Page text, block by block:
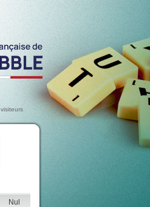
visiteurs
Nul